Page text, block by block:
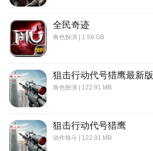
全民奇迹
角色扮演 | 1.59 GB
狙击行动代号猎鹰最新版
角色扮演 | 122.91 MB
狙击行动代号猎鹰
动作格斗 | 122.91 MB